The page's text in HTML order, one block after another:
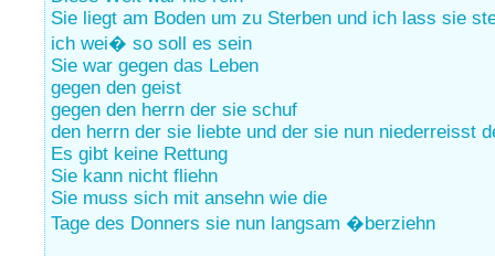
Sie liegt am Boden um zu Sterben und ich lass sie
ich wei� so soll es sein
Sie war gegen das Leben
gegen den geist
gegen den herrn der sie schuf
den herrn der sie liebte und der sie nun niederreisst
Es gibt keine Rettung
Sie kann nicht fliehn
Sie muss sich mit ansehn wie die
Tage des Donners sie nun langsam �berziehn